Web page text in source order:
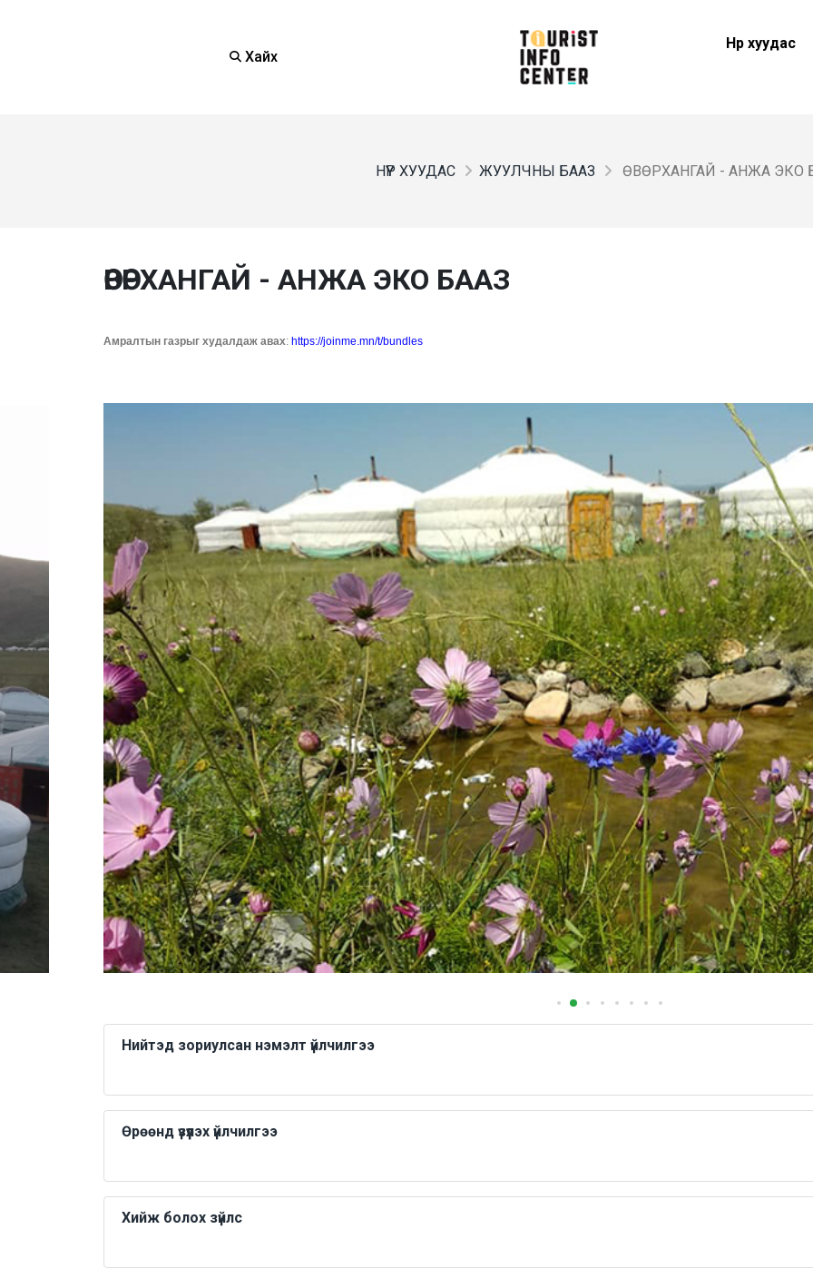
Хайх
Нүүр хуудас
НҮҮР ХУУДАС ЖУУЛЧНЫ БААЗ ӨВӨРХАНГАЙ - АНЖА ЭКО
ӨВӨРХАНГАЙ - АНЖА ЭКО БААЗ
Амралтын газрыг худалдаж авах: https://joinme.mn/t/bundles
Нийтэд зориулсан нэмэлт үйлчилгээ
Өрөөнд үзүүлэх үйлчилгээ
Хийж болох зүйлс